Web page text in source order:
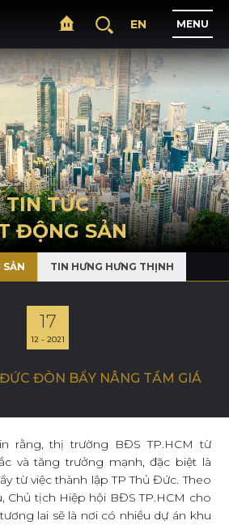
RANG CHỦ
IỚI THIỆU
D Ự Á N
C HOẠ
IN TỨ
I NGHỀ NGHIỆP
LIÊN HỆ
EN MENU
TIN TỨC
ĐỘNG SẢN
TIN HƯNG HƯNG THỊNH
17
12 - 2021
ĐÒN BẨY NÂNG TẦM GIÁ
rằng, thị trường BĐS TP.HCM từ
và tăng trưởng mạnh, đặc biệt là
từ việc thành lập TP Thủ Đức. Theo
Chủ tịch Hiệp hội BĐS TP.HCM cho
lai sẽ là nơi có nhiều dự án khu